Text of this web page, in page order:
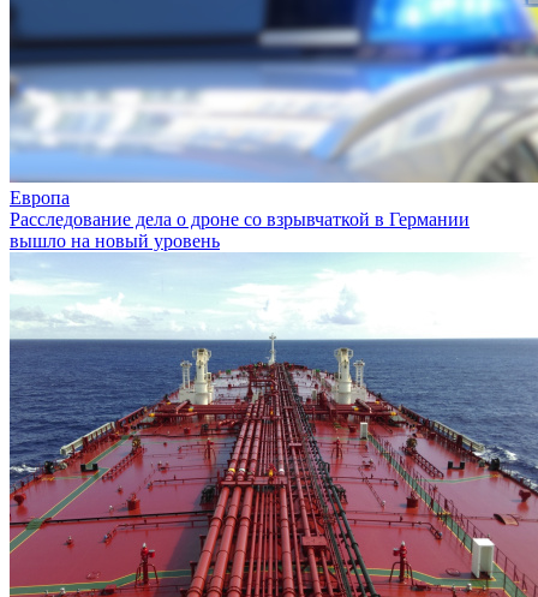
Европа
Расследование дела о дроне со взрывчаткой в Германии
вышло на новый уровень